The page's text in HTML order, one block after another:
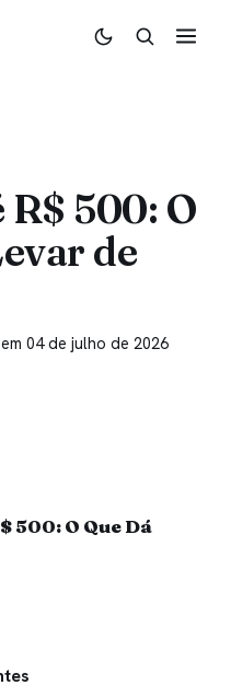
500: O
de
04 de julho de 2026
500: O Que Dá